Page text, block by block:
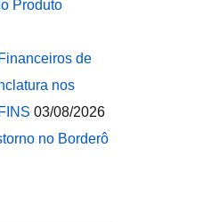
Produto
de
nos
03/08/2026
no Borderô